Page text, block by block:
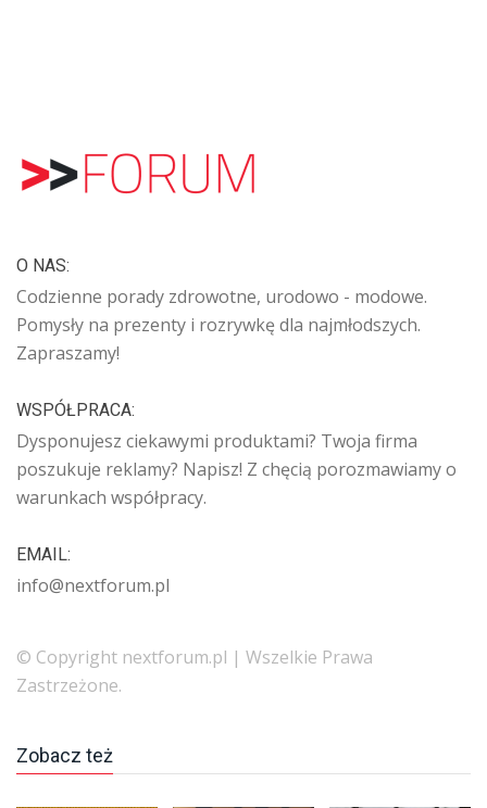
O NAS:
Codzienne porady zdrowotne, urodowo - modowe.
Pomysły na prezenty i rozrywkę dla najmłodszych.
Zapraszamy!
WSPÓŁPRACA:
Dysponujesz ciekawymi produktami? Twoja firma
poszukuje reklamy? Napisz! Z chęcią porozmawiamy o
warunkach współpracy.
EMAIL:
info@nextforum.pl
© Copyright nextforum.pl | Wszelkie Prawa
Zastrzeżone.
Zobacz też